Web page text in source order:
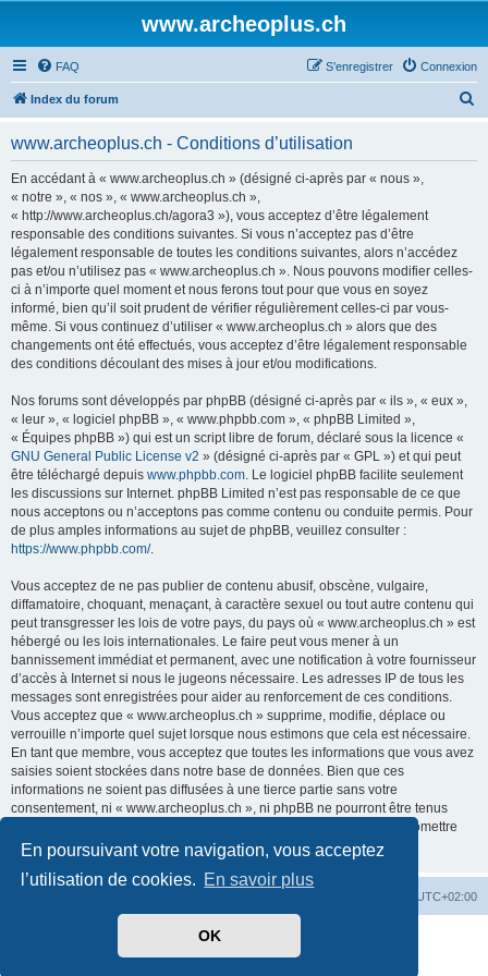
En poursuivant votre navigation, vous acceptez
l’utilisation de cookies. En savoir plus
OK
www.archeoplus.ch
FAQ Connexion
S’enregistrer
Index du forum
www.archeoplus.ch - Conditions d’utilisation
En accédant à « www.archeoplus.ch » (désigné ci-après par « nous »,
« notre », « nos », « www.archeoplus.ch »,
« http://www.archeoplus.ch/agora3 »), vous acceptez d’être légalement
responsable des conditions suivantes. Si vous n’acceptez pas d’être
légalement responsable de toutes les conditions suivantes, alors n’accédez
pas et/ou n’utilisez pas « www.archeoplus.ch ». Nous pouvons modifier celles-
ci à n’importe quel moment et nous ferons tout pour que vous en soyez
informé, bien qu’il soit prudent de vérifier régulièrement celles-ci par vous-
même. Si vous continuez d’utiliser « www.archeoplus.ch » alors que des
changements ont été effectués, vous acceptez d’être légalement responsable
des conditions découlant des mises à jour et/ou modifications.
Nos forums sont développés par phpBB (désigné ci-après par « ils », « eux »,
« leur », « logiciel phpBB », « www.phpbb.com », « phpBB Limited »,
« Équipes phpBB ») qui est un script libre de forum, déclaré sous la licence «
GNU General Public License v2 » (désigné ci-après par « GPL ») et qui peut
être téléchargé depuis www.phpbb.com. Le logiciel phpBB facilite seulement
les discussions sur Internet. phpBB Limited n’est pas responsable de ce que
nous acceptons ou n’acceptons pas comme contenu ou conduite permis. Pour
de plus amples informations au sujet de phpBB, veuillez consulter :
https://www.phpbb.com/.
Vous acceptez de ne pas publier de contenu abusif, obscène, vulgaire,
diffamatoire, choquant, menaçant, à caractère sexuel ou tout autre contenu qui
peut transgresser les lois de votre pays, du pays où « www.archeoplus.ch » est
hébergé ou les lois internationales. Le faire peut vous mener à un
bannissement immédiat et permanent, avec une notification à votre fournisseur
d’accès à Internet si nous le jugeons nécessaire. Les adresses IP de tous les
messages sont enregistrées pour aider au renforcement de ces conditions.
Vous acceptez que « www.archeoplus.ch » supprime, modifie, déplace ou
verrouille n’importe quel sujet lorsque nous estimons que cela est nécessaire.
En tant que membre, vous acceptez que toutes les informations que vous avez
saisies soient stockées dans notre base de données. Bien que ces
informations ne soient pas diffusées à une tierce partie sans votre
consentement, ni « www.archeoplus.ch », ni phpBB ne pourront être tenus
comme responsables en cas de tentative de piratage visant à compromettre
les données.
UTC+02:00
phpBB ® Forum Software © phpBB Limited
phpBB-fr.com